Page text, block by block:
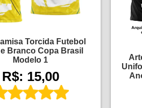
Torcida Futebol
Branco Copa Brasil
Modelo 1
R$: 15,00